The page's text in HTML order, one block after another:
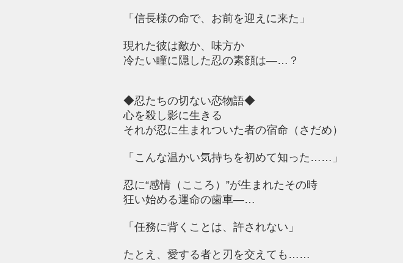
「信長様の命で、お前を迎えに来た」
現れた彼は敵か、味方か
冷たい瞳に隠した忍の素顔は―…？
◆忍たちの切ない恋物語◆
心を殺し影に生きる
それが忍に生まれついた者の宿命（さだめ）
「こんな温かい気持ちを初めて知った……」
忍に“感情（こころ）”が生まれたその時
狂い始める運命の歯車―…
「任務に背くことは、許されない」
たとえ、愛する者と刃を交えても……